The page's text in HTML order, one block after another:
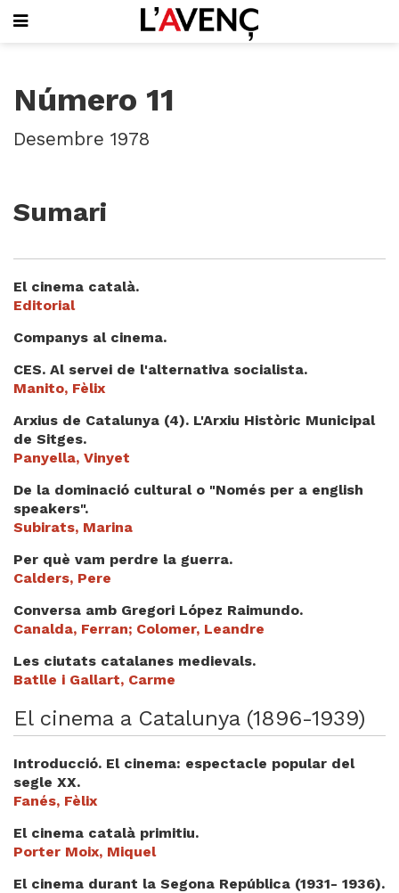
PORTADA
QUI SOM
PUBLICITAT
VIDEOTECA
Focus
Actualitat
El llibre de la setmana
Mirador
Termes legals
Número 11
Desembre 1978
Sumari
El cinema català.
Editorial
Companys al cinema.
CES. Al servei de l'alternativa socialista.
Manito, Fèlix
Arxius de Catalunya (4). L'Arxiu Històric Municipal
de Sitges.
Panyella, Vinyet
De la dominació cultural o "Només per a english
speakers".
Subirats, Marina
Per què vam perdre la guerra.
Calders, Pere
Conversa amb Gregori López Raimundo.
Canalda, Ferran; Colomer, Leandre
Les ciutats catalanes medievals.
Batlle i Gallart, Carme
El cinema a Catalunya (1896-1939)
Introducció. El cinema: espectacle popular del
segle XX.
Fanés, Fèlix
El cinema català primitiu.
Porter Moix, Miquel
El cinema durant la Segona República (1931- 1936).